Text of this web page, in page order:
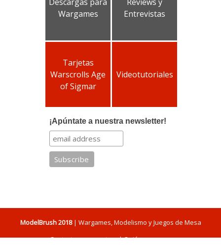
Wargames
Entrevistas
Tarjetas
Warscrolls Age
of Sigmar
Videotutoriales
¡Apúntate a nuestra newsletter!
ModelBrush 2018| Wargames, Modelismo y Juegos de Mesa
Contacta con nosotros|Quiénes somos